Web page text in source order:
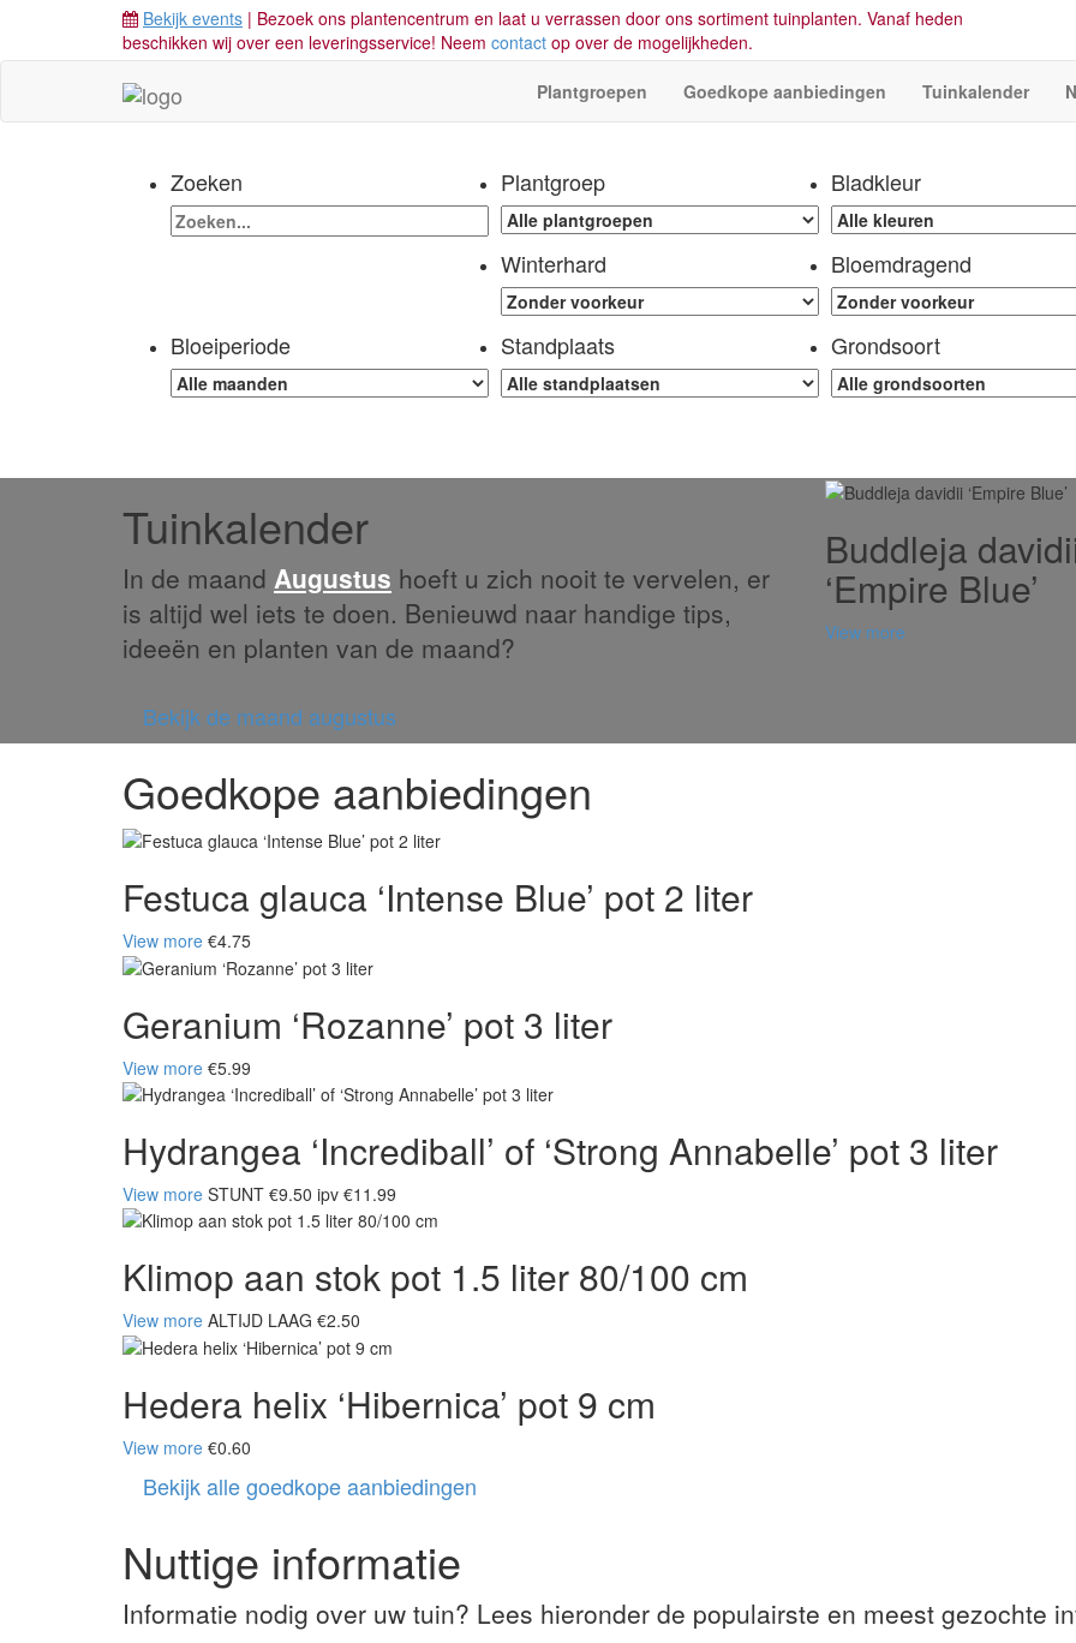
Bekijk events | Bezoek ons plantencentrum en laat u verrassen door ons sortiment tuinplanten. Vanaf heden
beschikken wij over een leveringsservice! Neem contact op over de mogelijkheden.
Plantgroepen Goedkope aanbiedingen Tuinkalender
Zoeken Plantgroep Bladkleur
Winterhard Bloemdragend
Bloeiperiode Standplaats Grondsoort
Tuinkalender
In de maand Augustus hoeft u zich nooit te vervelen, er
is altijd wel iets te doen. Benieuwd naar handige tips,
ideeën en planten van de maand?
Bekijk de maand augustus
Buddleja
‘Empire Blue’
View more
Goedkope aanbiedingen
Festuca glauca ‘Intense Blue’ pot 2 liter
View more €4.75
Geranium ‘Rozanne’ pot 3 liter
View more €5.99
Hydrangea ‘Incrediball’ of ‘Strong Annabelle’ pot 3 liter
View more STUNT €9.50 ipv €11.99
Klimop aan stok pot 1.5 liter 80/100 cm
View more ALTIJD LAAG €2.50
Hedera helix ‘Hibernica’ pot 9 cm
View more €0.60
Bekijk alle goedkope aanbiedingen
Nuttige informatie
Informatie nodig over uw tuin? Lees hieronder de populairste en meest gezochte